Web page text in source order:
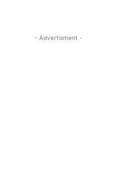
- Advertisment -